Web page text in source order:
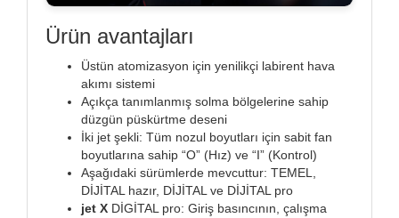
Ürün avantajları
Üstün atomizasyon için yenilikçi labirent hava
akımı sistemi
Açıkça tanımlanmış solma bölgelerine sahip
düzgün püskürtme deseni
İki jet şekli: Tüm nozul boyutları için sabit fan
boyutlarına sahip “O” (Hız) ve “I” (Kontrol)
Aşağıdaki sürümlerde mevcuttur: TEMEL,
DİJİTAL hazır, DİJİTAL ve DİJİTAL pro
jet X DİGİTAL pro: Giriş basıncının, çalışma